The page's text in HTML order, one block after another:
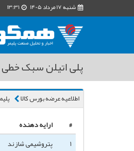
شنبه 17 مرداد 1405
پلی اتیلن سبک خطی 20075AA
اطلاعیه عرضه بورس کالا
# ارایه دهنده
1
پتروشیمی شازند